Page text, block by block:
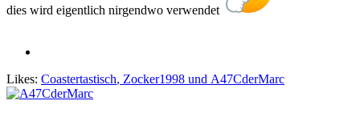
dies wird eigentlich nirgendwo verwendet
Likes: Coastertastisch, Zocker1998 und A47CderMarc